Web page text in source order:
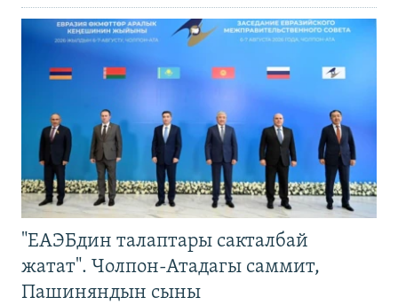
"ЕАЭБдин талаптары сакталбай
жатат". Чолпон-Атадагы саммит,
Пашиняндын сыны